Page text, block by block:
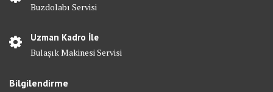
Buzdolabı Servisi
Uzman Kadro İle
Bulaşık Makinesi Servisi
Bilgilendirme